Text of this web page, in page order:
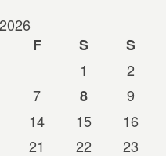
F S
S
1
2
7 8
9
14 15
16
21 22
23